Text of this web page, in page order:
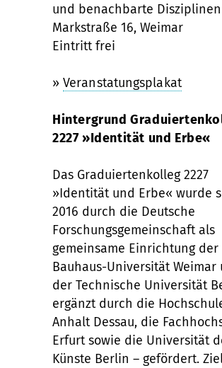
und benachbarte Disziplinen
Markstraße 16, Weimar
Eintritt frei
» Veranstatungsplakat
Hintergrund
2227 »Identität und Erbe«
Das Graduiertenkolleg 2227
»Identität und Erbe« wurde
2016 durch die Deutsche
Forschungsgemeinschaft als
gemeinsame Einrichtung der
Bauhaus-Universität Weimar
der Technische Universität
ergänzt durch die
Anhalt Dessau, die
Erfurt sowie die Universität
Künste Berlin – gefördert.